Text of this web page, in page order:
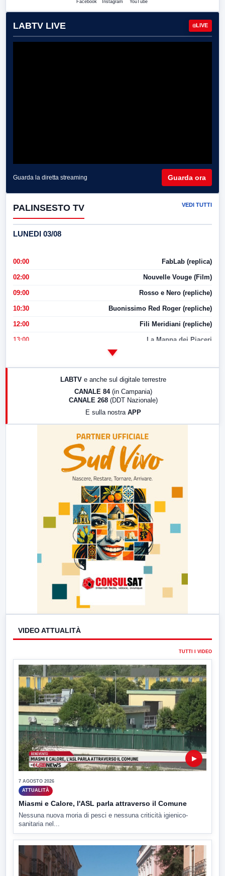
Facebook Instagram YouTube
LABTV LIVE LIVE
Guarda la diretta streaming Guarda ora
PALINSESTO TV VEDI TUTTI
LUNEDI 03/08
00:00 FabLab (replica)
02:00 Nouvelle Vouge (Film)
09:00 Rosso e Nero (repliche)
10:30 Buonissimo Red Roger (repliche)
12:00 Fili Meridiani (repliche)
13:00 La Mappa dei Piaceri
LABTV e anche sul digitale terrestre
CANALE 84 (in Campania)
CANALE 268 (DDT Nazionale)
E sulla nostra APP
VIDEO ATTUALITÀ
TUTTI I VIDEO
▶
7 AGOSTO 2026
ATTUALITÀ
Miasmi e Calore, l'ASL parla attraverso il Comune
Nessuna nuova moria di pesci e nessuna criticità igienico-
sanitaria nel...